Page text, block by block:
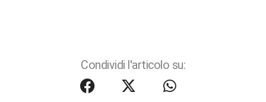
Condividi l'articolo su: